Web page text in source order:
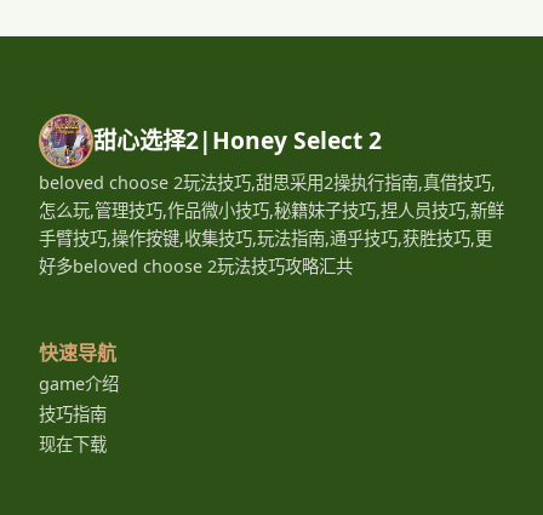
甜心选择2|Honey Select 2
beloved choose 2玩法技巧,甜思采用2操执行指南,真借技巧,
怎么玩,管理技巧,作品微小技巧,秘籍妹子技巧,捏人员技巧,新鲜
手臂技巧,操作按键,收集技巧,玩法指南,通乎技巧,获胜技巧,更
好多beloved choose 2玩法技巧攻略汇共
快速导航
game介绍
技巧指南
现在下载